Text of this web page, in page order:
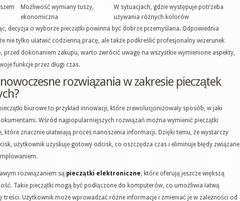
Możliwość wymiany tuszy,
ekonomiczna
W sytuacjach, gdzie występuje potrzeba
używania różnych kolorów
decyzja o wyborze pieczątki powinna być dobrze przemyślana. Odpowiednia
nie tylko ułatwić codzienną pracę, ale także podkreślić profesjonalny wizerunek
przed dokonaniem zakupu, warto zwrócić uwagę na wszystkie wymienione aspekty,
funkcje przez długi czas.
nowoczesne rozwiązania w zakresie pieczątek
biurowe to przykład innowacji, które zrewolucjonizowały sposób, w jaki
Wśród najpopularniejszych rozwiązań można wymienić pieczątki
które znacznie ułatwiają proces nanoszenia informacji. Dzięki temu, że wystarczy
użytkownik uzyskuje gotowy odcisk, co oszczędza czas i eliminuje błędy związane
rozwiązaniem są pieczątki elektroniczne , które oferują jeszcze większą
Takie pieczątki mogą być podłączone do komputerów, co umożliwia łatwą
treści. Użytkownik może wprowadzać różne informacje i zmieniać je w zależności od